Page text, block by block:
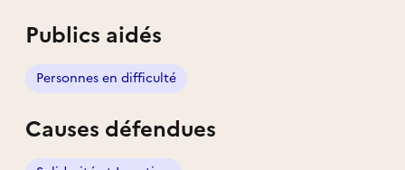
Cette autonomie financière leur permet
d'être innovantes, et libres de leurs actions.
La personne accueillie à la communauté
seule obligation de respecter les règles de vie
communes. Fidèles à l'accueil inconditionnel
Publics aidés
Personnes en difficulté
Causes défendues